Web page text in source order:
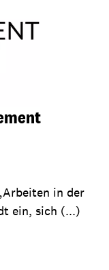
in der
ein, sich (...)